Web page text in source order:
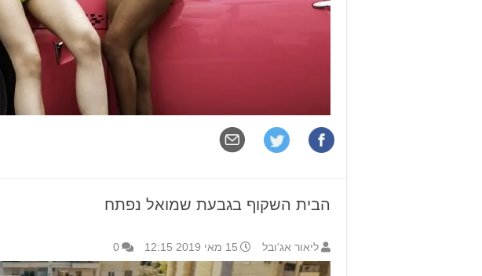
הבית השקוף בגבעת שמואל נפתח
ליאור אג'ובל 15 מאי 2019 12:15 0